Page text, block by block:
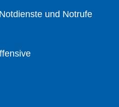
und Notrufe